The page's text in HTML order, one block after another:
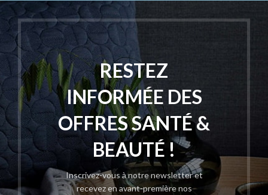
RESTEZ
INFORMÉE DES
OFFRES SANTÉ &
BEAUTÉ !
Inscrivez-vous à notre newsletter et
recevez en avant-première nos